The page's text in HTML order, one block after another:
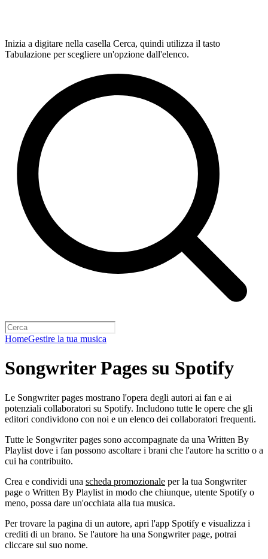
Inizia a digitare nella casella Cerca, quindi utilizza il tasto
Tabulazione per scegliere un'opzione dall'elenco.
HomeGestire la tua musica
Songwriter Pages su Spotify
Le Songwriter pages mostrano l'opera degli autori ai fan e ai
potenziali collaboratori su Spotify. Includono tutte le opere che gli
editori condividono con noi e un elenco dei collaboratori frequenti.
Tutte le Songwriter pages sono accompagnate da una Written By
Playlist dove i fan possono ascoltare i brani che l'autore ha scritto o a
cui ha contribuito.
Crea e condividi una scheda promozionale per la tua Songwriter
page o Written By Playlist in modo che chiunque, utente Spotify o
meno, possa dare un'occhiata alla tua musica.
Per trovare la pagina di un autore, apri l'app Spotify e visualizza i
crediti di un brano. Se l'autore ha una Songwriter page, potrai
cliccare sul suo nome.